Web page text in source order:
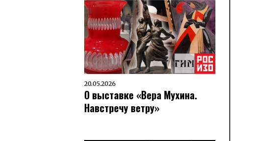
20.05.2026
О выставке «Вера Мухина.
Навстречу ветру»